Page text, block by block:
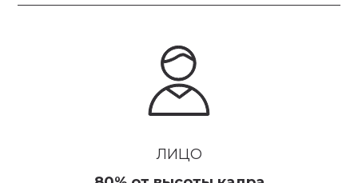
ЛИЦО